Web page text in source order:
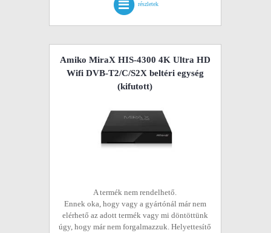
részletek
Amiko MiraX HIS-4300 4K Ultra HD
Wifi DVB-T2/C/S2X beltéri egység
(kifutott)
A termék nem rendelhető.
Ennek oka, hogy vagy a gyártónál már nem
elérhető az adott termék vagy mi döntöttünk
úgy, hogy már nem forgalmazzuk. Helyettesítő